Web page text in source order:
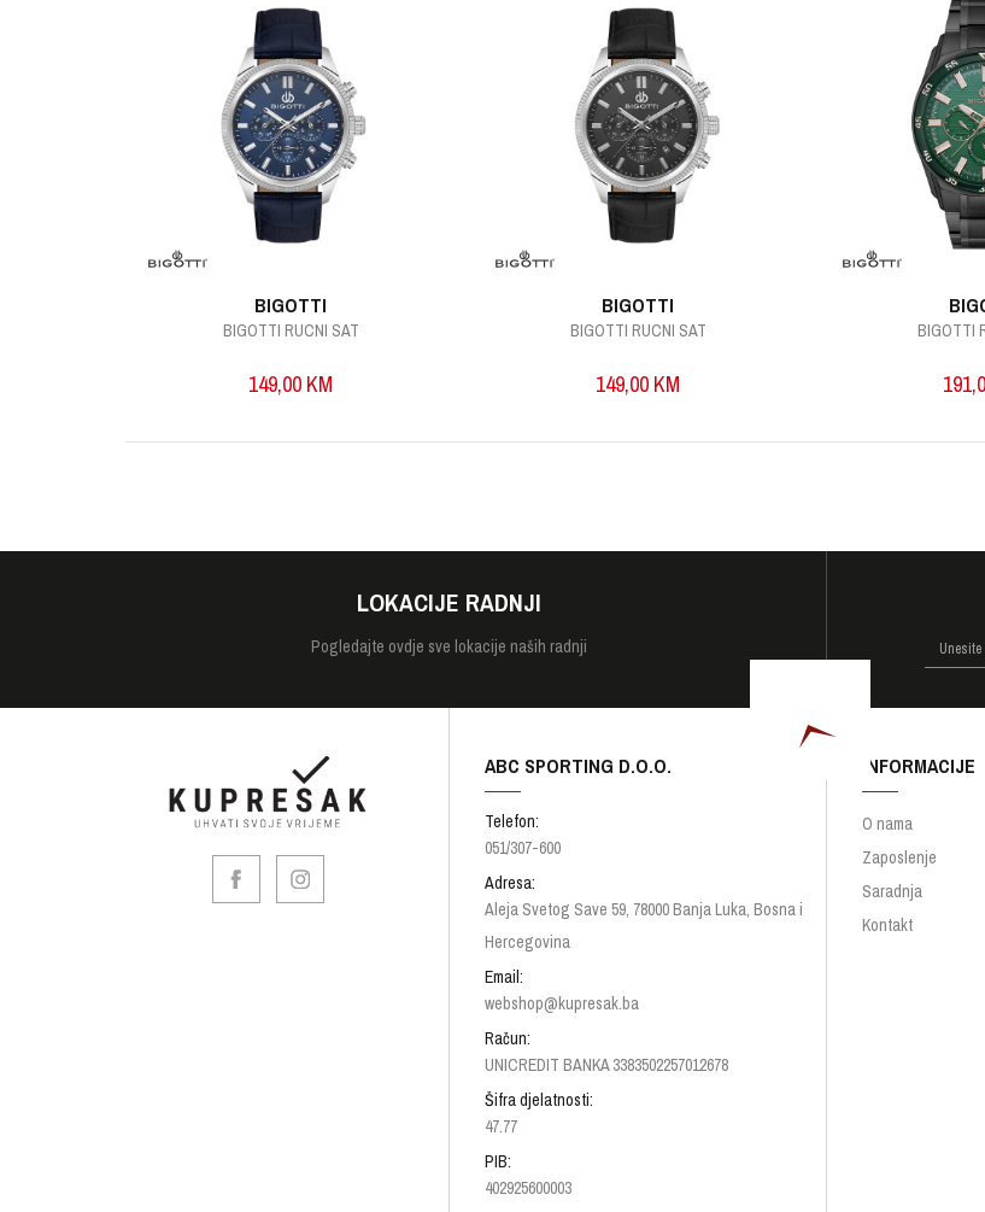
BIGOTTI
BIGOTTI RUCNI SAT
149,00 KM
BIGOTTI
BIGOTTI RUCNI SAT
149,00 KM
BIGOTTI
LOKACIJE RADNJI
Pogledajte ovdje sve lokacije naših radnji
ABC SPORTING D.O.O.
Telefon:
051/307-600
Adresa:
Aleja Svetog Save 59, 78000 Banja Luka, Bosna i
Hercegovina
Email:
webshop@kupresak.ba
Račun:
UNICREDIT BANKA 3383502257012678
Šifra djelatnosti:
47.77
PIB:
402925600003
INFORMACIJE
O nama
Zaposlenje
Saradnja
Kontakt